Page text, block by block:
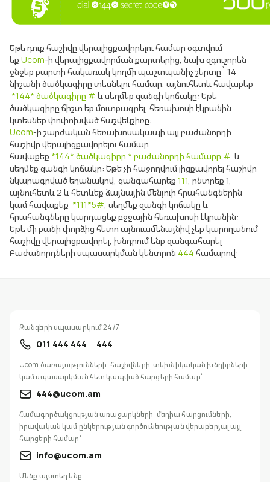
Եթե դուք հաշիվը վերալիցքավորելու համար օգտվում
եք Ucom-ի վերալիցքավորման քարտերից, նախ զգուշորեն
ջնջեք քարտի հակառակ կողմի պաշտպանիչ շերտը` 14
նիշանի ծածկագիրը տեսնելու համար, այնուհետև հավաքեք
*144* ծածկագիրը # և սեղմեք զանգի կոճակը: Եթե
ծածկագիրը ճիշտ եք մուտքագրել, հեռախոսի էկրանին
կտեսնեք փոփոխված հաշվեկշիռը:
Ucom-ի շարժական հեռախոսակապի այլ բաժանորդի
հաշիվը վերալիցքավորելու համար
հավաքեք *144* ծածկագիրը * բաժանորդի համարը # և
սեղմեք զանգի կոճակը: Եթե չի հաջողվում լիցքավորել հաշիվը
նկարագրված եղանակով, զանգահարեք 111, ընտրեք 1,
այնուհետև 2 և հետևեք ձայնային մենյուի հրահանգներին
կամ հավաքեք *111*5#, սեղմեք զանգի կոճակը և
հրահանգները կարդացեք բջջային հեռախոսի էկրանին:
Եթե մի քանի փորձից հետո այնուամենայնիվ չեք կարողանում
հաշիվը վերալիցքավորել, խնդրում ենք զանգահարել
Բաժանորդների սպասարկման կենտրոն 444 համարով:
Զանգերի սպասարկում 24/7
011 444 444 444
Ucom ծառայությունների, հաշիվների, տեխնիկական խնդիրների
կամ սպասարկման հետ կապված հարցերի համար՝
444@ucom.am
Համագործակցության առաջարկների, մեդիա հարցումների,
իրավական կամ ընկերության գործունեության վերաբերյալ այլ
հարցերի համար՝
info@ucom.am
Մենք այստեղ ենք